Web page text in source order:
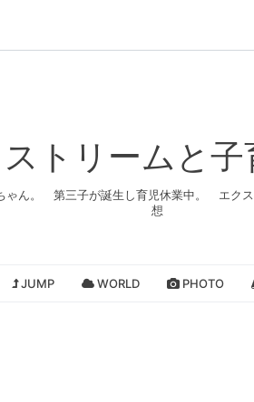
トリームと子
ん。 第三子が誕生し育児休業中。 エク
想
JUMP WORLD PHOTO